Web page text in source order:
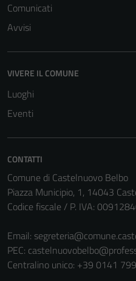
Comunicati
Avvisi
VIVERE IL COMUNE
Luoghi
Eventi
CONTATTI
Comune di Castelnuovo Belbo
Piazza Municipio, 1, 14043
Codice fiscale / P. IVA:
Email:
PEC:
Centralino unico: +39 0141